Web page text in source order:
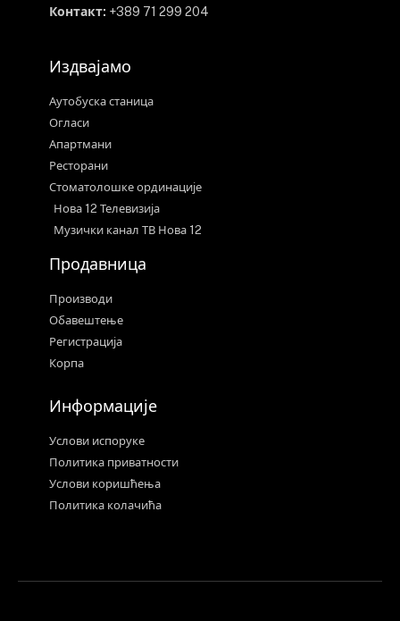
Контакт: +389 71 299 204
Издвајамо
Аутобуска станица
Огласи
Апартмани
Ресторани
Стоматолошке ординације
Нова 12 Телевизија
Музички канал ТВ Нова 12
Продавница
Производи
Обавештење
Регистрација
Корпа
Информације
Услови испоруке
Политика приватности
Услови коришћења
Политика колачића